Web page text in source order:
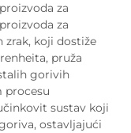
za
za
zrak, koji dostiže
pruža
gorivih
procesu
sustav koji
ostavljajući